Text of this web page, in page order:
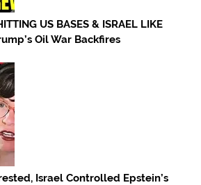
US BASES & ISRAEL LIKE
Oil War Backfires
Israel Controlled Epstein’s